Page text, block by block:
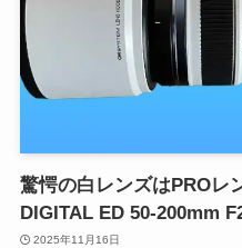
驚愕の白レンズはPROレ
DIGITAL ED 50-200mm
2025年11月16日